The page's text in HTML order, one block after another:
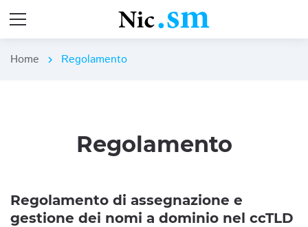
Home chevron_right Regolamento
Regolamento
Regolamento di assegnazione e
gestione dei nomi a dominio nel ccTLD